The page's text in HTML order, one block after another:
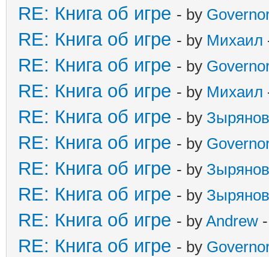
RE: Книга об игре - by
RE: Книга об игре - by Михаил
RE: Книга об игре - by
RE: Книга об игре - by Михаил
RE: Книга об игре - by Зырянов
RE: Книга об игре - by
RE: Книга об игре - by Зырянов
RE: Книга об игре - by Зырянов
RE: Книга об игре - by Andrew
RE: Книга об игре - by